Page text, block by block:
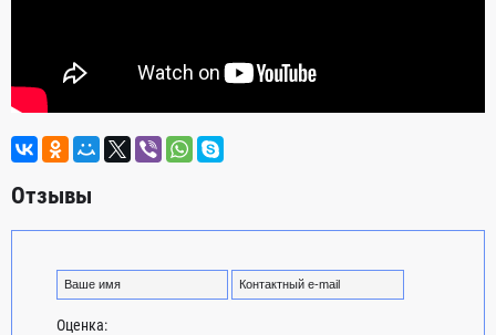
Отзывы
Оценка: